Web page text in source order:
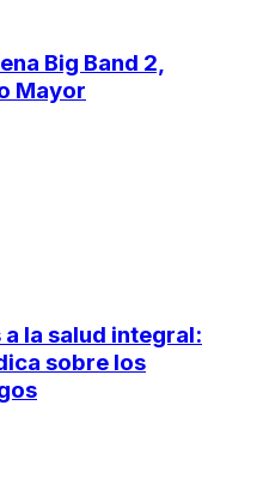
Big Band 2,
Mayor
la salud integral:
sobre los